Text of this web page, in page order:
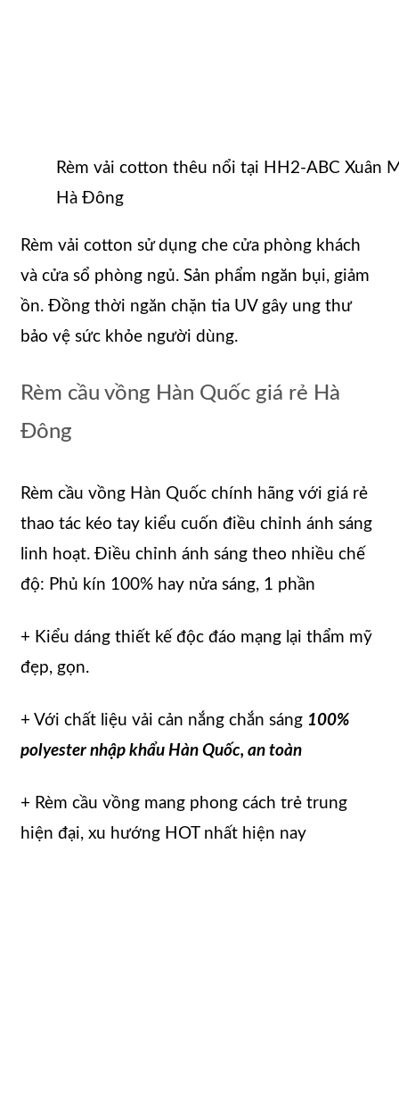
Rèm vải cotton thêu nổi tại HH2-ABC Xuân
Hà Đông
Rèm vải cotton sử dụng che cửa phòng khách
và cửa sổ phòng ngủ. Sản phẩm ngăn bụi, giảm
ồn. Đồng thời ngăn chặn tia UV gây ung thư
bảo vệ sức khỏe người dùng.
Rèm cầu vồng Hàn Quốc giá rẻ Hà
Đông
Rèm cầu vồng Hàn Quốc chính hãng với giá rẻ
thao tác kéo tay kiểu cuốn điều chỉnh ánh sáng
linh hoạt. Điều chỉnh ánh sáng theo nhiều chế
độ: Phủ kín 100% hay nửa sáng, 1 phần
+ Kiểu dáng thiết kế độc đáo mạng lại thẩm mỹ
đẹp, gọn.
+ Với chất liệu vải cản nắng chắn sáng 100%
polyester nhập khẩu Hàn Quốc, an toàn
+ Rèm cầu vồng mang phong cách trẻ trung
hiện đại, xu hướng HOT nhất hiện nay